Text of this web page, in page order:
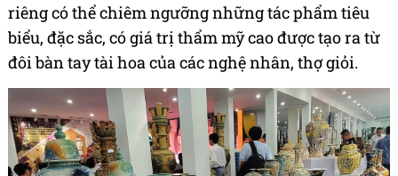
riêng có thể chiêm ngưỡng những tác phẩm tiêu
biểu, đặc sắc, có giá trị thẩm mỹ cao được tạo ra từ
đôi bàn tay tài hoa của các nghệ nhân, thợ giỏi.